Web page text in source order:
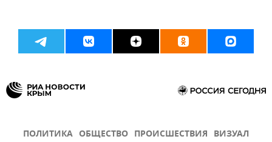
ПОЛИТИКА ОБЩЕСТВО ПРОИСШЕСТВИЯ ВИЗУАЛ